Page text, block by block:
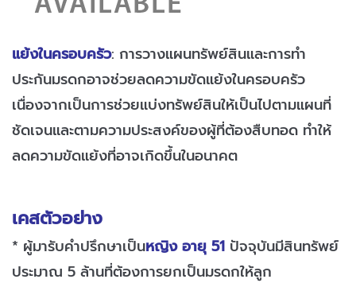
แย้งในครอบครัว: การวางแผนทรัพย์สินและการทำ
ประกันมรดกอาจช่วยลดความขัดแย้งในครอบครัว
เนื่องจากเป็นการช่วยแบ่งทรัพย์สินให้เป็นไปตามแผนที่
ชัดเจนและตามความประสงค์ของผู้ที่ต้องสืบทอด ทำให้
ลดความขัดแย้งที่อาจเกิดขึ้นในอนาคต
เคสตัวอย่าง
* ผู้มารับคำปรึกษาเป็นหญิง อายุ 51 ปัจจุบันมีสินทรัพย์
ประมาณ 5 ล้านที่ต้องการยกเป็นมรดกให้ลูก